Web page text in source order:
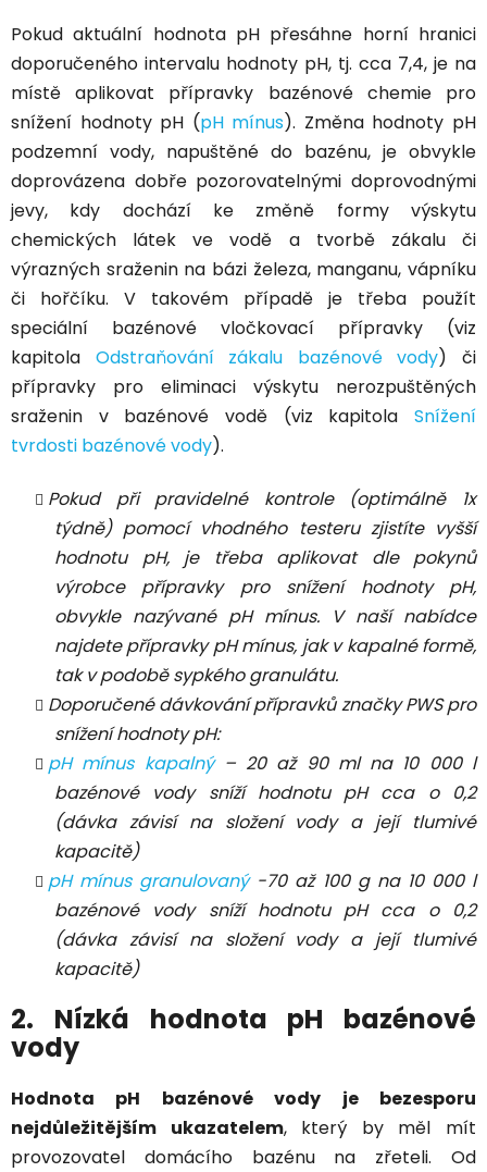
Pokud aktuální hodnota pH přesáhne horní hranici
doporučeného intervalu hodnoty pH, tj. cca 7,4, je na
místě aplikovat přípravky bazénové chemie pro
snížení hodnoty pH (pH mínus). Změna hodnoty pH
podzemní vody, napuštěné do bazénu, je obvykle
doprovázena dobře pozorovatelnými doprovodnými
jevy, kdy dochází ke změně formy výskytu
chemických látek ve vodě a tvorbě zákalu či
výrazných sraženin na bázi železa, manganu, vápníku
či hořčíku. V takovém případě je třeba použít
speciální bazénové vločkovací přípravky (viz
kapitola Odstraňování zákalu bazénové vody) či
přípravky pro eliminaci výskytu nerozpuštěných
sraženin v bazénové vodě (viz kapitola Snížení
tvrdosti bazénové vody).
Pokud při pravidelné kontrole (optimálně 1x
týdně) pomocí vhodného testeru zjistíte vyšší
hodnotu pH, je třeba aplikovat dle pokynů
výrobce přípravky pro snížení hodnoty pH,
obvykle nazývané pH mínus. V naší nabídce
najdete přípravky pH mínus, jak v kapalné formě,
tak v podobě sypkého granulátu.
Doporučené dávkování přípravků značky PWS pro
snížení hodnoty pH:
pH mínus kapalný– 20 až 90 ml na 10 000 l
bazénové vody sníží hodnotu pH cca o 0,2
(dávka závisí na složení vody a její tlumivé
kapacitě)
pH mínus granulovaný-70 až 100 g na 10 000 l
bazénové vody sníží hodnotu pH cca o 0,2
(dávka závisí na složení vody a její tlumivé
kapacitě)
2. Nízká hodnota pH bazénové
vody
Hodnota pH bazénové vody je bezesporu
nejdůležitějším ukazatelem, který by měl mít
provozovatel domácího bazénu na zřeteli. Od